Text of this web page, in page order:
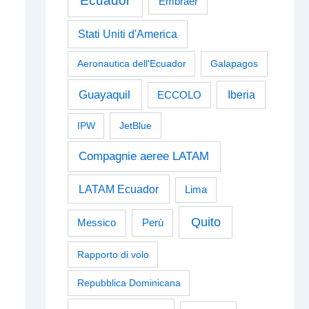
Stati Uniti d'America
Aeronautica dell'Ecuador Galapagos
Guayaquil ECCOLO Iberia
IPW JetBlue
Compagnie aeree LATAM
LATAM Ecuador Lima
Messico Perù Quito
Rapporto di volo
Repubblica Dominicana